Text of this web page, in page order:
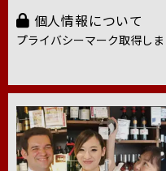
個人情報について
プライバシーマーク取得しま